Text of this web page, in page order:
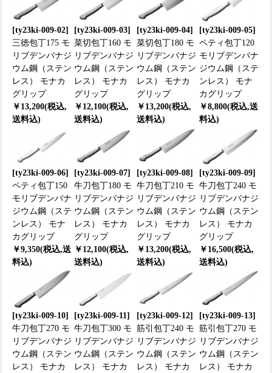
[ty23ki-009-02]
三徳包丁175 モ
リブデンバナジ
ウム鋼（ステン
レス） モナカ
グリップ
￥13,200(税込,
送料込)
[ty23ki-009-03]
菜切包丁160 モ
リブデンバナジ
ウム鋼（ステン
レス） モナカ
グリップ
￥12,100(税込,
送料込)
[ty23ki-009-04]
菜切包丁180 モ
リブデンバナジ
ウム鋼（ステン
レス） モナカ
グリップ
￥13,200(税込,
送料込)
[ty23ki-009-05]
ペティ包丁120
モリブデンバナ
ジウム鋼（ステ
ンレス） モナ
カグリップ
￥8,800(税込,送
料込)
[ty23ki-009-06]
ペティ包丁150
モリブデンバナ
ジウム鋼（ステ
ンレス） モナ
カグリップ
￥9,350(税込,送
料込)
[ty23ki-009-07]
牛刀包丁180 モ
リブデンバナジ
ウム鋼（ステン
レス） モナカ
グリップ
￥12,100(税込,
送料込)
[ty23ki-009-08]
牛刀包丁210 モ
リブデンバナジ
ウム鋼（ステン
レス） モナカ
グリップ
￥13,200(税込,
送料込)
[ty23ki-009-09]
牛刀包丁240 モ
リブデンバナジ
ウム鋼（ステン
レス） モナカ
グリップ
￥16,500(税込,
送料込)
[ty23ki-009-10]
牛刀包丁270 モ
リブデンバナジ
ウム鋼（ステン
レス） モナカ
[ty23ki-009-11]
牛刀包丁300 モ
リブデンバナジ
ウム鋼（ステン
レス） モナカ
[ty23ki-009-12]
筋引包丁240 モ
リブデンバナジ
ウム鋼（ステン
レス） モナカ
[ty23ki-009-13]
筋引包丁270 モ
リブデンバナジ
ウム鋼（ステン
レス） モナカ